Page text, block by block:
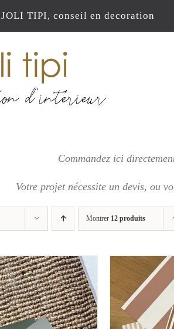
TIPI, conseil en decoration
Commandez ici
Votre projet nécessite un devis, ou
Montrer 12 produits